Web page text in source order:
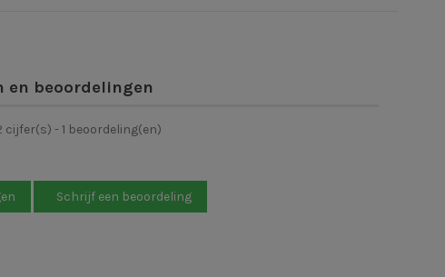
en beoordelingen
cijfer(s) - 1 beoordeling(en)
Schrijf een beoordeling